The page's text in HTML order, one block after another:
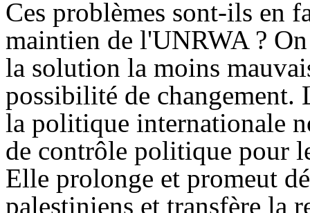
Ces problèmes sont-ils en
maintien de l'UNRWA ?
la solution la moins
possibilité de changement.
la politique internationale
de contrôle politique pour
Elle prolonge et promeut
palestiniens et transfère la